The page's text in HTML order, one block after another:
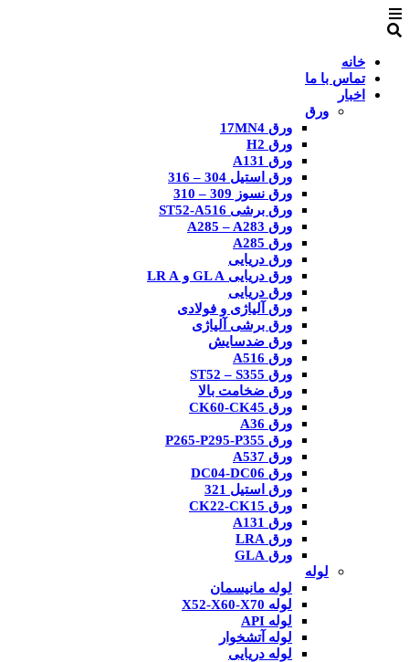
خانه
تماس با ما
اخبار
ورق
ورق 17MN4
ورق H2
ورق A131
ورق استیل 304 – 316
ورق نسوز 309 – 310
ورق برشی ST52-A516
ورق A285 – A283
ورق A285
ورق دریایی
ورق دریایی GL A و LR A
ورق دریایی
ورق آلیاژی و فولادی
ورق برشی آلیاژی
ورق ضدسایش
ورق A516
ورق ST52 – S355
ورق ضخامت بالا
ورق CK60-CK45
ورق A36
ورق P265-P295-P355
ورق A537
ورق DC04-DC06
ورق استیل 321
ورق CK22-CK15
ورق A131
ورق LRA
ورق GLA
لوله
لوله مانیسمان
لوله X52-X60-X70
لوله API
لوله آتشخوار
لوله دریایی